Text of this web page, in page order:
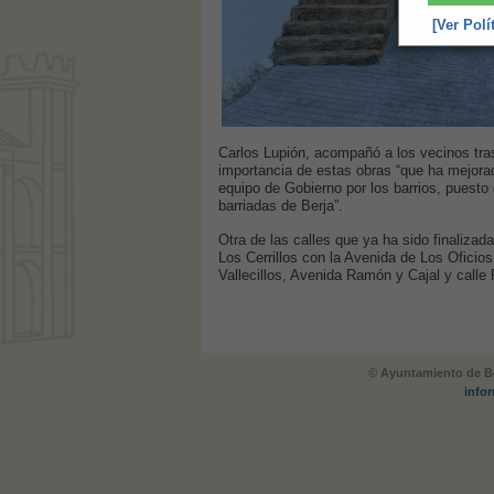
[Ver
Carlos Lupión, acompañó a los vecinos
importancia de estas obras “que ha
equipo de Gobierno por los barrios,
barriadas de Berja”.
Otra de las calles que ya ha sido
Los Cerrillos con la Avenida de Los
Vallecillos, Avenida Ramón y Cajal y calle
© Ayuntamiento de